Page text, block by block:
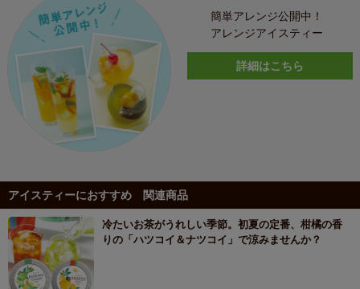
簡単アレンジ公開中！
アレンジアイスティー
詳細はこちら
アイスティーにおすすめ 関連商品
冷たいお茶がうれしい季節。初夏の定番、柑橘の香
りの「ハツコイ＆ナツコイ」で涼みませんか？